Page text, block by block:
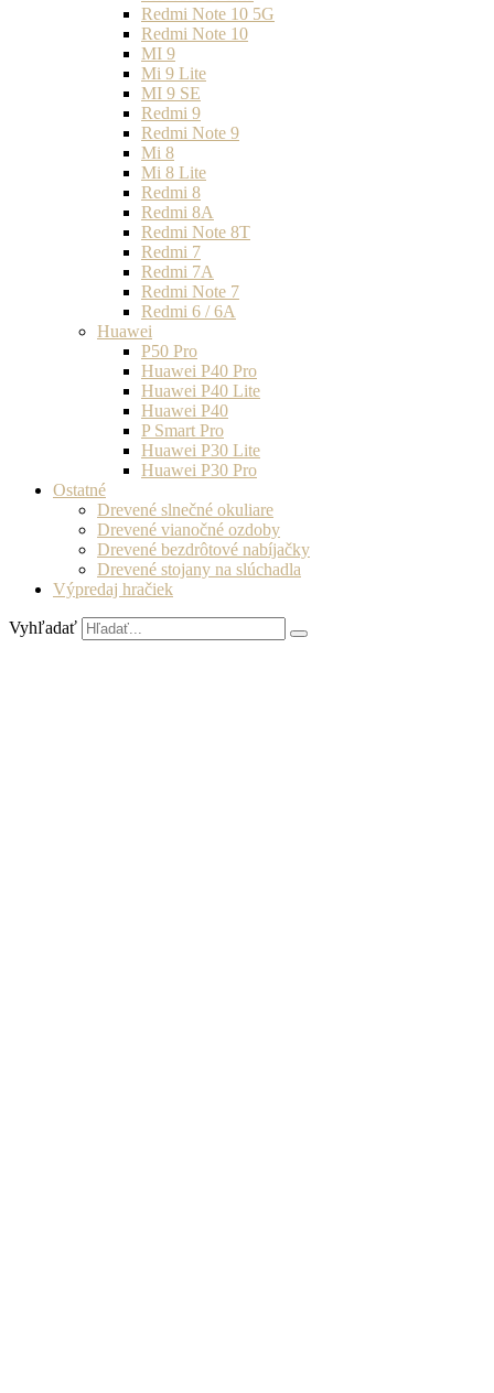
Redmi Note 10 5G
Redmi Note 10
MI 9
Mi 9 Lite
MI 9 SE
Redmi 9
Redmi Note 9
Mi 8
Mi 8 Lite
Redmi 8
Redmi 8A
Redmi Note 8T
Redmi 7
Redmi 7A
Redmi Note 7
Redmi 6 / 6A
Huawei
P50 Pro
Huawei P40 Pro
Huawei P40 Lite
Huawei P40
P Smart Pro
Huawei P30 Lite
Huawei P30 Pro
Ostatné
Drevené slnečné okuliare
Drevené vianočné ozdoby
Drevené bezdrôtové nabíjačky
Drevené stojany na slúchadla
Výpredaj hračiek
Vyhľadať